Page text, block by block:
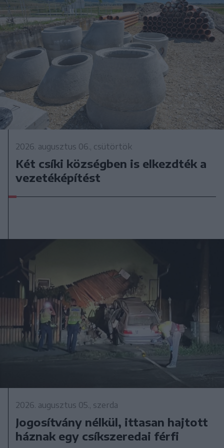
2026. augusztus 06., csütörtök
Két csíki községben is elkezdték a
vezetéképítést
2026. augusztus 05., szerda
Jogosítvány nélkül, ittasan hajtott
háznak egy csíkszeredai férfi